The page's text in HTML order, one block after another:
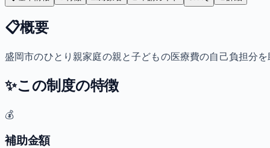
📋概要
盛岡市のひとり親家庭の親と子どもの医療費の自己負担分を
✨この制度の特徴
💰
補助金額